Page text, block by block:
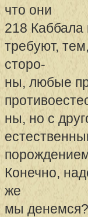
что они
218
требуют,
сторо-
ны, любые
ны, но с
Конечно,
же
мы